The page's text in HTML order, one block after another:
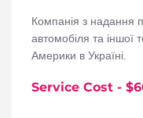
Компанія з надання
автомобіля та іншої
Америки в Україні.
Service Cost - $